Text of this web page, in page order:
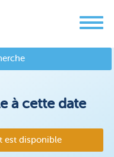
à cette date
est disponible